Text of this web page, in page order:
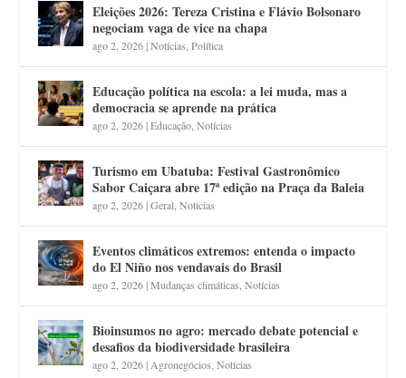
Eleições 2026: Tereza Cristina e Flávio Bolsonaro
negociam vaga de vice na chapa
ago 2, 2026|Notícias ,Política
Educação política na escola: a lei muda, mas a
democracia se aprende na prática
ago 2, 2026|Educação ,Notícias
Turismo em Ubatuba: Festival Gastronômico
Sabor Caiçara abre 17ª edição na Praça da Baleia
ago 2, 2026|Geral ,Notícias
Eventos climáticos extremos: entenda o impacto
do El Niño nos vendavais do Brasil
ago 2, 2026|Mudanças climáticas ,Notícias
Bioinsumos no agro: mercado debate potencial e
desafios da biodiversidade brasileira
ago 2, 2026| Agronegócios ,Notícias